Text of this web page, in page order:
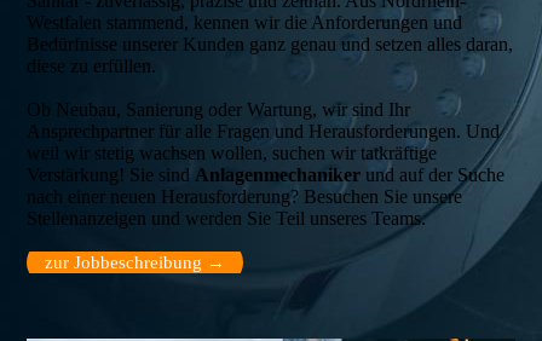
Westfalen stammend, kennen wir die Anforderungen und
Bedürfnisse unserer Kunden ganz genau und setzen alles daran,
diese zu erfüllen.
Ob Neubau, Sanierung oder Wartung, wir sind Ihr
Ansprechpartner für alle Fragen und Herausforderungen. Und
weil wir stetig wachsen wollen, suchen wir tatkräftige
Verstärkung! Sie sind Anlagenmechaniker und auf der Suche
nach einer neuen Herausforderung? Besuchen Sie unsere
Stellenanzeigen und werden Sie Teil unseres Teams.
zur Jobbeschreibung →